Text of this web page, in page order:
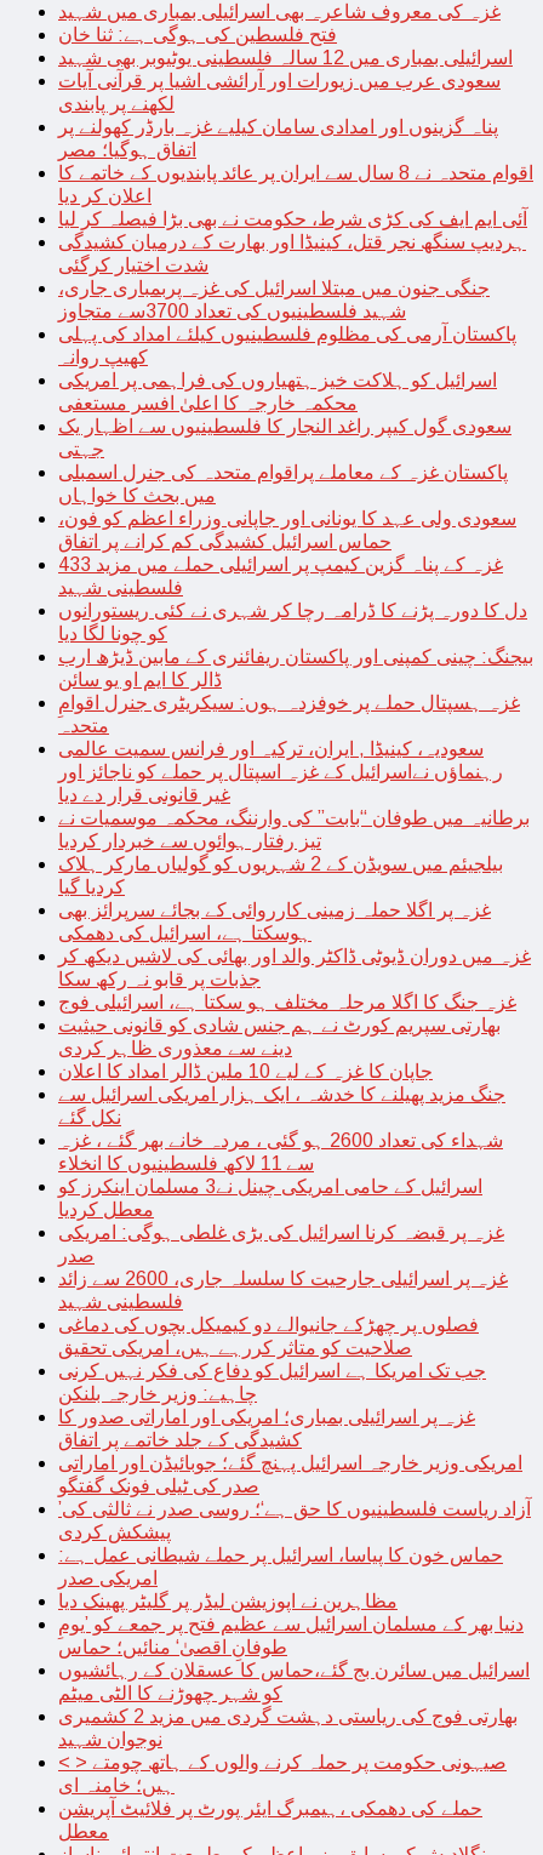
غزہ کی معروف شاعرہ بھی اسرائیلی بمباری میں شہید
فتح فلسطین کی ہوگی ہے: ثنا خان
اسرائیلی بمباری میں 12 سالہ فلسطینی یوٹیوبر بھی شہید
سعودی عرب میں زیورات اور آرائشی اشیا پر قرآنی آیات
لکھنے پر پابندی
پناہ گزینوں اور امدادی سامان کیلیے غزہ بارڈر کھولنے پر
اتفاق ہوگیا؛ مصر
اقوام متحدہ نے 8 سال سے ایران پر عائد پابندیوں کے خاتمے کا
اعلان کر دیا
آئی ایم ایف کی کڑی شرط، حکومت نے بھی بڑا فیصلہ کر لیا
ہردیپ سنگھ نجر قتل، کینیڈا اور بھارت کے درمیان کشیدگی
شدت اختیار کرگئی
جنگی جنون میں مبتلا اسرائیل کی غزہ پربمباری جاری،
شہید فلسطینیوں کی تعداد 3700سے متجاوز
پاکستان آرمی کی مظلوم فلسطینیوں کیلئے امداد کی پہلی
کھیپ روانہ
اسرائیل کو ہلاکت خیز ہتھیاروں کی فراہمی پر امریکی
محکمہ خارجہ کا اعلیٰ افسر مستعفی
سعودی گول کیپر راغد النجار کا فلسطینیوں سے اظہار یک
جہتی
پاکستان غزہ کے معاملے پراقوام متحدہ کی جنرل اسمبلی
میں بحث کا خواہاں
سعودی ولی عہد کا یونانی اور جاپانی وزراء اعظم کو فون،
حماس اسرائیل کشیدگی کم کرانے پر اتفاق
غزہ کے پناہ گزین کیمپ پر اسرائیلی حملے میں مزید 433
فلسطینی شہید
دل کا دورہ پڑنے کا ڈرامہ رچا کر شہری نے کئی ریستورانوں
کو چونا لگا دیا
بیجنگ: چینی کمپنی اور پاکستان ریفائنری کے مابین ڈیڑھ ارب
ڈالر کا ایم او یو سائن
غزہ ہسپتال حملے پر خوفزدہ ہوں: سیکریٹری جنرل اقوامِ
متحدہ
سعودیہ، کینیڈا , ایران، ترکیہ اور فرانس سمیت عالمی
رہنماؤں نےاسرائیل کے غزہ اسپتال پر حملے کو ناجائز اور
غیر قانونی قرار دے دیا
برطانیہ میں طوفان “بابت” کی وارننگ، محکمہ موسمیات نے
تیز رفتار ہوائوں سے خبردار کردیا
بیلجیئم میں سویڈن کے 2 شہریوں کو گولیاں مارکر ہلاک
کردیا گیا
غزہ پر اگلا حملہ زمینی کارروائی کے بجائے سرپرائز بھی
ہوسکتا ہے، اسرائیل کی دھمکی
غزہ میں دوران ڈیوٹی ڈاکٹر والد اور بھائی کی لاشیں دیکھ کر
جذبات پر قابو نہ رکھ سکا
غزہ جنگ کا اگلا مرحلہ مختلف ہو سکتا ہے، اسرائیلی فوج
بھارتی سپریم کورٹ نے ہم جنس شادی کو قانونی حیثیت
دینے سے معذوری ظاہر کردی
جاپان کا غزہ کے لیے 10 ملین ڈالر امداد کا اعلان
جنگ مزید پھیلنے کا خدشہ ، ایک ہزار امریکی اسرائیل سے
نکل گئے
شہداء کی تعداد 2600 ہو گئی ، مردہ خانے بھر گئے ، غزہ
سے 11 لاکھ فلسطینیوں کا انخلاء
اسرائیل کے حامی امریکی چینل نے3 مسلمان اینکرز کو
معطل کردیا
غزہ پر قبضہ کرنا اسرائیل کی بڑی غلطی ہوگی: امریکی
صدر
غزہ پر اسرائیلی جارحیت کا سلسلہ جاری، 2600 سے زائد
فلسطینی شہید
فصلوں پر چھڑکے جانیوالے دو کیمیکل بچوں کی دماغی
صلاحیت کو متاثر کررہے ہیں، امریکی تحقیق
جب تک امریکا ہے اسرائیل کو دفاع کی فکر نہیں کرنی
چاہیے: وزیر خارجہ بلنکن
غزہ پر اسرائیلی بمباری؛ امریکی اور اماراتی صدور کا
کشیدگی کے جلد خاتمے پر اتفاق
امریکی وزیر خارجہ اسرائیل پہنچ گئے؛ جوبائیڈن اور اماراتی
صدر کی ٹیلی فونک گفتگو
’آزاد ریاست فلسطینیوں کا حق ہے‘؛ روسی صدر نے ثالثی کی
پیشکش کردی
حماس خون کا پیاسا، اسرائیل پر حملے شیطانی عمل ہے:
امریکی صدر
مظاہرین نے اپوزیشن لیڈر پر گلیٹر پھینک دیا
دنیا بھر کے مسلمان اسرائیل سے عظیم فتح پر جمعے کو ’یومِ
طوفانِ اقصیٰ‘ منائیں؛ حماس
اسرائیل میں سائرن بج گئے،حماس کا عسقلان کے رہائشیوں
کو شہر چھوڑنے کا الٹی میٹم
بھارتی فوج کی ریاستی دہشت گردی میں مزید 2 کشمیری
نوجوان شہید
< > صیہونی حکومت پر حملہ کرنے والوں کے ہاتھ چومتے
ہیں؛ خامنہ ای
حملے کی دھمکی ،ہیمبرگ ایئر پورٹ پر فلائیٹ آپریشن
معطل